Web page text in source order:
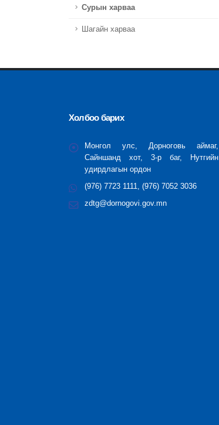
Сурын харваа
Шагайн харваа
Холбоо барих
Монгол улс, Дорноговь аймаг,
Сайншанд хот, 3-р баг, Нутгийн
удирдлагын ордон
(976) 7723 1111, (976) 7052 3036
zdtg@dornogovi.gov.mn